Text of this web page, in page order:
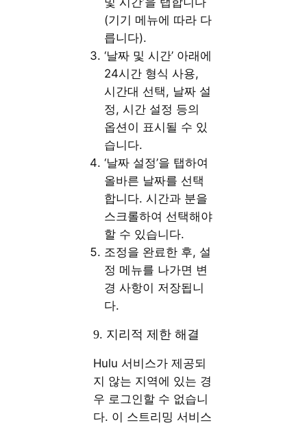
(기기 메뉴에 따라 다
릅니다).
‘날짜 및 시간’ 아래에
24시간 형식 사용,
시간대 선택, 날짜 설
정, 시간 설정 등의
옵션이 표시될 수 있
습니다.
‘날짜 설정’을 탭하여
올바른 날짜를 선택
합니다. 시간과 분을
스크롤하여 선택해야
할 수 있습니다.
조정을 완료한 후, 설
정 메뉴를 나가면 변
경 사항이 저장됩니
다.
9. 지리적 제한 해결
Hulu 서비스가 제공되
지 않는 지역에 있는 경
우 로그인할 수 없습니
다. 이 스트리밍 서비스